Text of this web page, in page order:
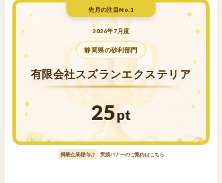
先月の注目No.1
2026年7月度
静岡県の砂利部門
有限会社スズランエクステリア
25pt
掲載企業様向け 実績バナーのご案内はこちら